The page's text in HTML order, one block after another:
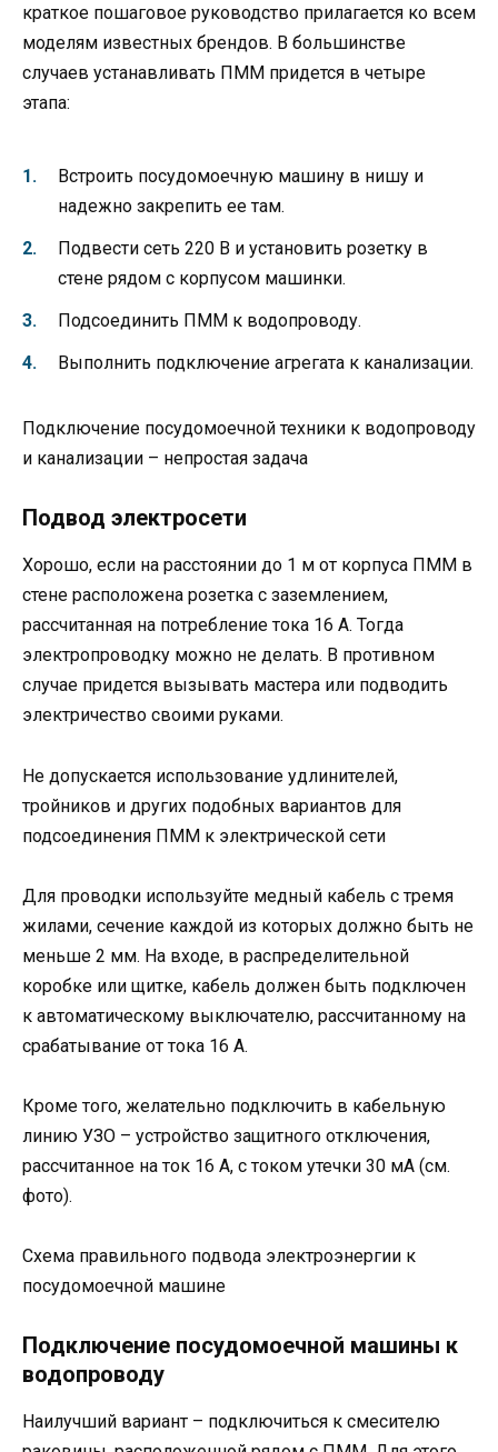
краткое пошаговое руководство прилагается ко всем
моделям известных брендов. В большинстве
случаев устанавливать ПММ придется в четыре
этапа:
Встроить посудомоечную машину в нишу и
надежно закрепить ее там.
Подвести сеть 220 В и установить розетку в
стене рядом с корпусом машинки.
Подсоединить ПММ к водопроводу.
Выполнить подключение агрегата к канализации.
Подключение посудомоечной техники к водопроводу
и канализации – непростая задача
Подвод электросети
Хорошо, если на расстоянии до 1 м от корпуса ПММ в
стене расположена розетка с заземлением,
рассчитанная на потребление тока 16 А. Тогда
электропроводку можно не делать. В противном
случае придется вызывать мастера или подводить
электричество своими руками.
Не допускается использование удлинителей,
тройников и других подобных вариантов для
подсоединения ПММ к электрической сети
Для проводки используйте медный кабель с тремя
жилами, сечение каждой из которых должно быть не
меньше 2 мм. На входе, в распределительной
коробке или щитке, кабель должен быть подключен
к автоматическому выключателю, рассчитанному на
срабатывание от тока 16 А.
Кроме того, желательно подключить в кабельную
линию УЗО – устройство защитного отключения,
рассчитанное на ток 16 А, с током утечки 30 мА (см.
фото).
Схема правильного подвода электроэнергии к
посудомоечной машине
Подключение посудомоечной машины к
водопроводу
Наилучший вариант – подключиться к смесителю